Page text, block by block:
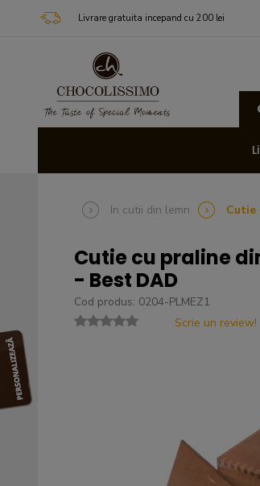
Livrare gratuita incepand cu 200 lei
In cutii din lemn Cutie
Cutie cu praline
- Best DAD
Cod produs: 0204-PLMEZ1
Scrie un review!